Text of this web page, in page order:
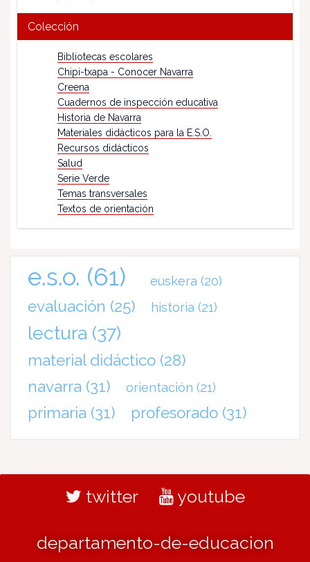
Colección
Bibliotecas escolares
Chipi-txapa - Conocer Navarra
Creena
Cuadernos de inspección educativa
Historia de Navarra
Materiales didácticos para la E.S.O.
Recursos didácticos
Salud
Serie Verde
Temas transversales
Textos de orientación
e.s.o. (61) euskera (20)
evaluación (25) historia (21)
lectura (37)
material didáctico (28)
navarra (31) orientación (21)
primaria (31) profesorado (31)
twitter youtube
departamento-de-educacion